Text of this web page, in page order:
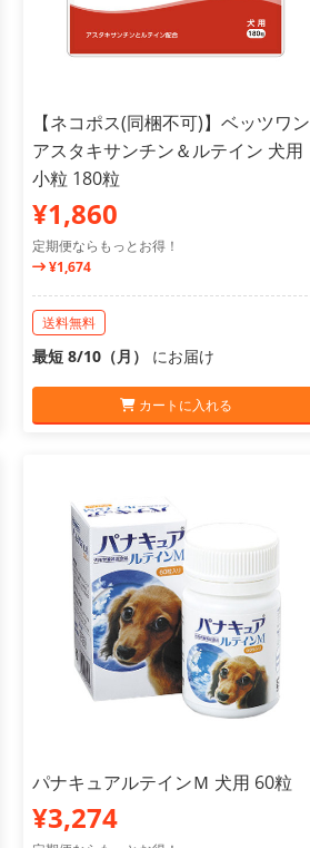
【ネコポス(同梱不可)】ベッツワン
アスタキサンチン＆ルテイン 犬用
小粒 180粒
¥1,860
定期便ならもっとお得！
¥1,674
送料無料
最短 8/10（月） にお届け
カートに入れる
パナキュアルテインＭ 犬用 60粒
¥3,274